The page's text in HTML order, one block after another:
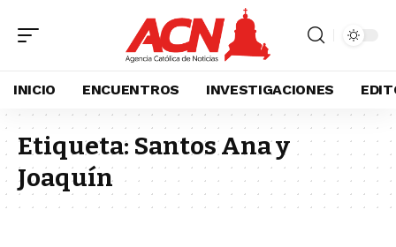
INICIO ENCUENTROS INVESTIGACIONES
Etiqueta: Santos Ana y
Joaquín